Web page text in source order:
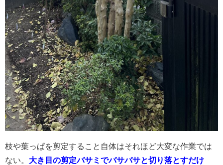
枝や葉っぱを剪定すること自体はそれほど大変な作業では
ない。 大き目の剪定バサミでバサバサと切り落とすだけ